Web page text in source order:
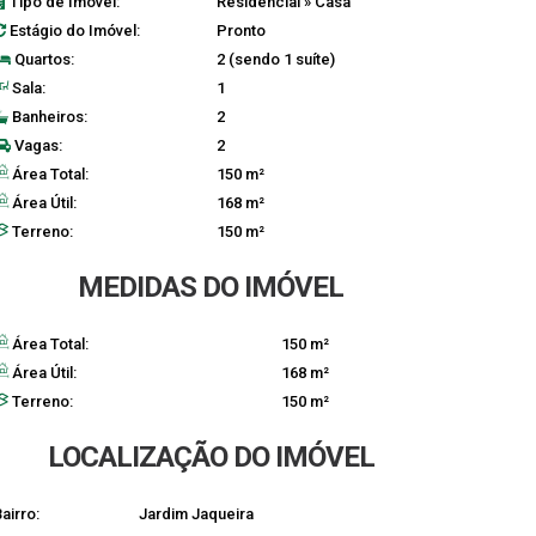
Estágio do Imóvel:
Pronto
Quartos:
2 (sendo 1 suíte)
Sala:
1
Banheiros:
2
Vagas:
2
Área Total:
150 m²
Área Útil:
168 m²
Terreno:
150 m²
MEDIDAS DO IMÓVEL
Área Total:
150 m²
Área Útil:
168 m²
Terreno:
150 m²
LOCALIZAÇÃO DO IMÓVEL
Jardim Jaqueira